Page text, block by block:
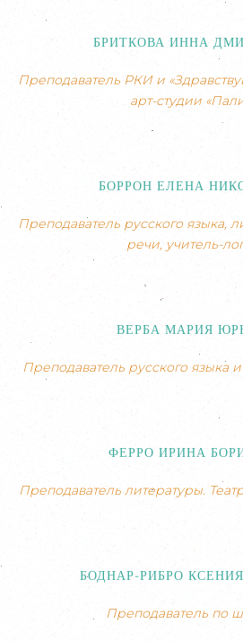
БРИТКОВА ИННА
Преподаватель РКИ и
арт-студии
БОРРОН ЕЛЕНА
Преподаватель русского языка,
речи, учитель-
ВЕРБА МАРИЯ
Преподаватель русского языка
ФЕРРО ИРИНА
Преподаватель литературы.
БОДНАР-РИБРО
Преподаватель по